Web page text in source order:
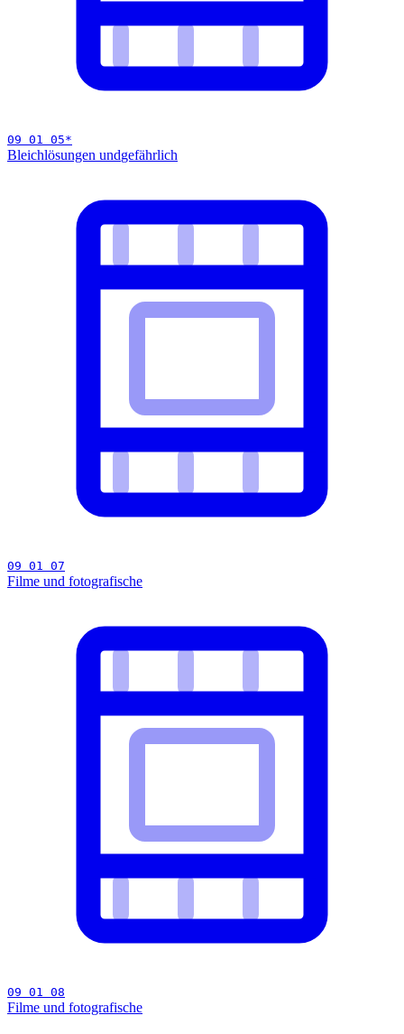
09 01 05*
Bleichlösungen undgefährlich
09 01 07
Filme und fotografische
09 01 08
Filme und fotografische